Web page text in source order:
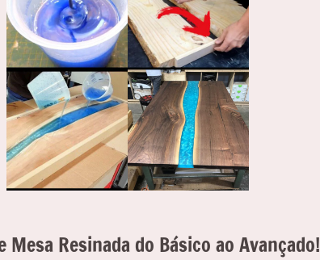
Quer
esteja
à
procura
de
uma
mesa
redonda
para
uma
Mesa Resinada do Básico ao Avançado!